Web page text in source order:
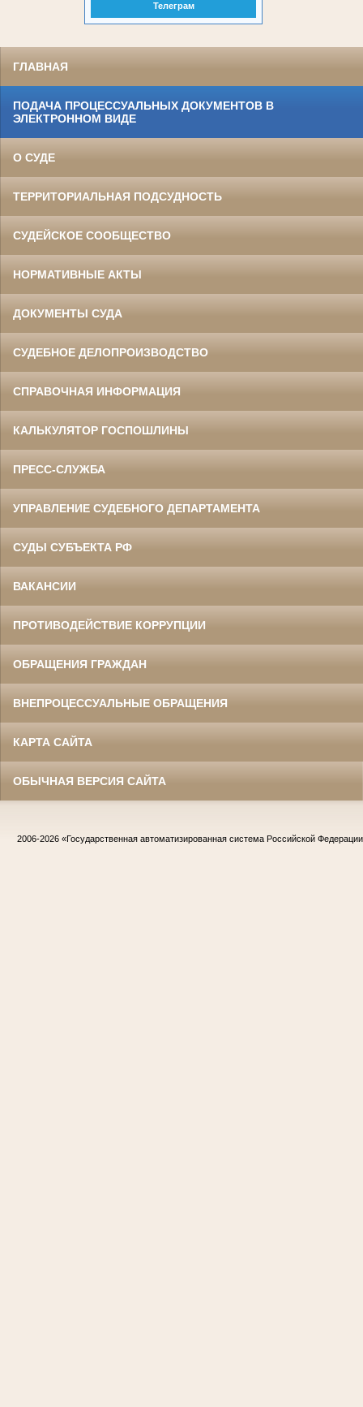
Телеграм
ГЛАВНАЯ
ПОДАЧА ПРОЦЕССУАЛЬНЫХ ДОКУМЕНТОВ В
ЭЛЕКТРОННОМ ВИДЕ
О СУДЕ
ТЕРРИТОРИАЛЬНАЯ ПОДСУДНОСТЬ
СУДЕЙСКОЕ СООБЩЕСТВО
НОРМАТИВНЫЕ АКТЫ
ДОКУМЕНТЫ СУДА
СУДЕБНОЕ ДЕЛОПРОИЗВОДСТВО
СПРАВОЧНАЯ ИНФОРМАЦИЯ
КАЛЬКУЛЯТОР ГОСПОШЛИНЫ
ПРЕСС-СЛУЖБА
УПРАВЛЕНИЕ СУДЕБНОГО ДЕПАРТАМЕНТА
СУДЫ СУБЪЕКТА РФ
ВАКАНСИИ
ПРОТИВОДЕЙСТВИЕ КОРРУПЦИИ
ОБРАЩЕНИЯ ГРАЖДАН
ВНЕПРОЦЕССУАЛЬНЫЕ ОБРАЩЕНИЯ
КАРТА САЙТА
ОБЫЧНАЯ ВЕРСИЯ САЙТА
2006-2026 «Государственная автоматизированная система Российской